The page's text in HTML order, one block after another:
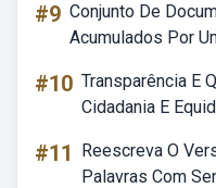
#9 Conjunto De
Acumulados Por
#10 Transparência E
Cidadania E
#11
Reescreva O
Palavras Com